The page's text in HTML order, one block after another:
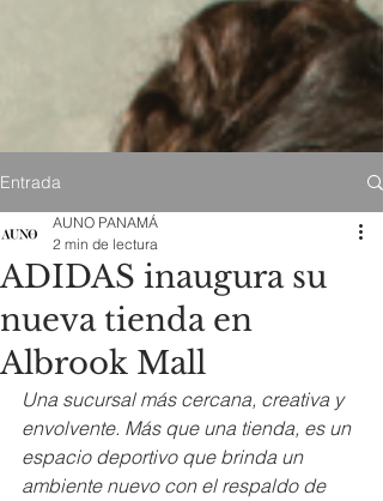
Entrada
ADIDAS inaugura su
nueva tienda en
Albrook Mall
AUNO PANAMÁ
2 min de lectura
Una sucursal más cercana, creativa y
envolvente. Más que una tienda, es un
espacio deportivo que brinda un
ambiente nuevo con el respaldo de